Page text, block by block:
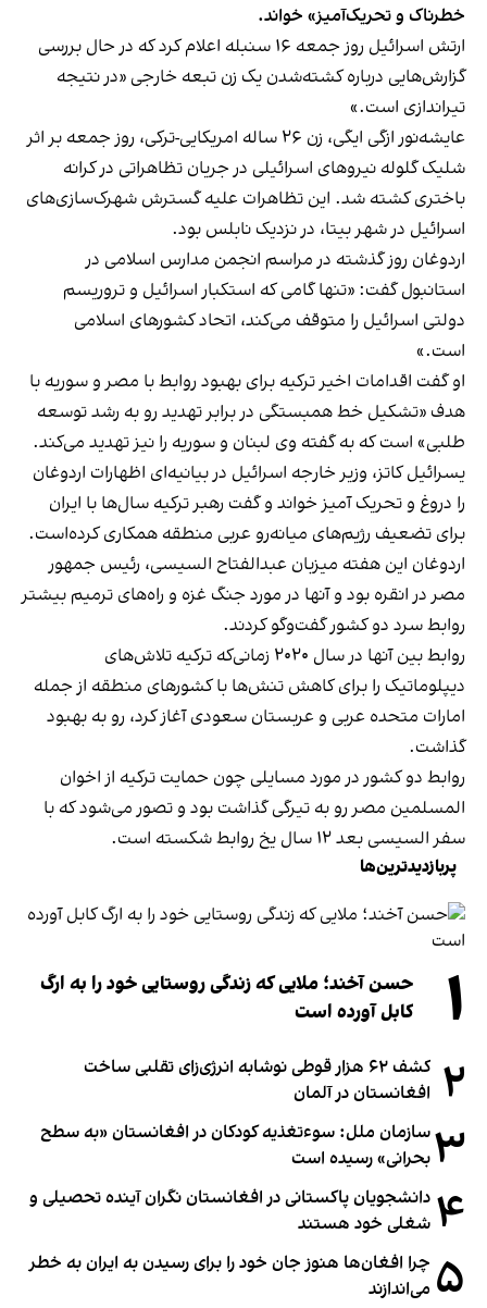
خطرناک و تحریک‌‌آمیز» خواند.
ارتش اسرائیل روز جمعه ۱۶ سنبله اعلام کرد که در حال بررسی
گزارش‌هایی درباره کشته‌شدن یک زن تبعه خارجی «در نتیجه
تیراندازی است.»
عایشه‌نور ازگی ایگی، زن ۲۶ ساله امریکایی-ترکی، روز جمعه بر اثر
شلیک گلوله نیروهای اسرائیلی در جریان تظاهراتی در کرانه
باختری کشته شد. این تظاهرات علیه گسترش شهرک‌سازی‌های
اسرائیل در شهر بیتا، در نزدیک نابلس بود.
اردوغان روز گذشته در مراسم انجمن مدارس اسلامی در
استانبول گفت: «تنها گامی که استکبار اسرائیل و تروریسم
دولتی اسرائیل را متوقف می‌کند، اتحاد کشورهای اسلامی
است.»
او گفت اقدامات اخیر ترکیه برای بهبود روابط با مصر و سوریه با
هدف «تشکیل خط همبستگی در برابر تهدید رو به رشد توسعه
طلبی» است که به گفته وی لبنان و سوریه را نیز تهدید می‌کند.
یسرائیل کاتز، وزیر خارجه اسرائیل در بیانیه‌ای اظهارات اردوغان
را دروغ و تحریک آمیز خواند و گفت رهبر ترکیه سال‌ها با ایران
برای تضعیف رژیم‌های میانه‌رو عربی منطقه همکاری کرده‌است.
اردوغان این هفته میزبان عبدالفتاح السیسی، رئیس جمهور
مصر در انقره بود و آنها در مورد جنگ غزه و راه‌های ترمیم بیشتر
روابط سرد دو کشور گفت‌وگو کردند.
روابط بین آنها در سال ۲۰۲۰ زمانی‌که ترکیه تلاش‌های
دیپلوماتیک را برای کاهش تنش‌ها با کشورهای منطقه از جمله
امارات متحده عربی و عربستان سعودی آغاز کرد، رو به بهبود
گذاشت.
روابط دو کشور در مورد مسایلی چون حمایت ترکیه از اخوان
المسلمین مصر رو به تیرگی گذاشت بود و تصور می‌شود که با
سفر السیسی بعد ۱۲ سال یخ روابط شکسته است.
پربازدیدترین‌ها
۱
حسن آخند؛ ملایی که زندگی روستایی خود را به ارگ
کابل آورده است
۲
کشف ۶۲ هزار قوطی نوشابه انرژی‌زای تقلبی ساخت
افغانستان در آلمان
۳سازمان ملل: سوء‌تغذیه کودکان در افغانستان «به سطح
بحرانی» رسیده است
۴ دانشجویان پاکستانی در افغانستان نگران آینده تحصیلی و
شغلی خود هستند
۵ چرا افغان‌ها هنوز جان خود را برای رسیدن به ایران به خطر
می‌اندازند